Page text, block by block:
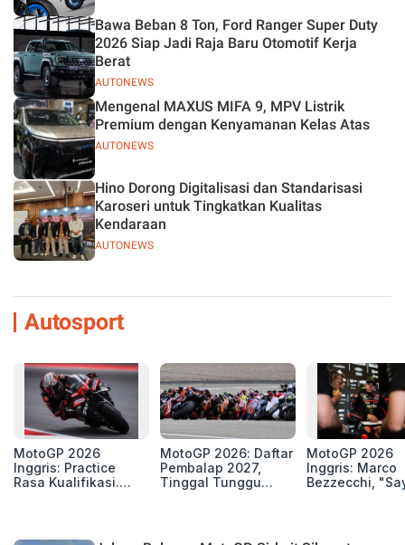
AUTONEWS
Bawa Beban 8 Ton, Ford Ranger Super Duty
2026 Siap Jadi Raja Baru Otomotif Kerja
Berat
AUTONEWS
Mengenal MAXUS MIFA 9, MPV Listrik
Premium dengan Kenyamanan Kelas Atas
AUTONEWS
Hino Dorong Digitalisasi dan Standarisasi
Karoseri untuk Tingkatkan Kualitas
Kendaraan
Autosport
MotoGP 2026
Inggris: Practice
Rasa Kualifikasi.
Silverstone!
MotoGP 2026: Daftar
Pembalap 2027,
Tinggal Tunggu
MotoGP 2026
Inggris: Marco
Bezzecchi,